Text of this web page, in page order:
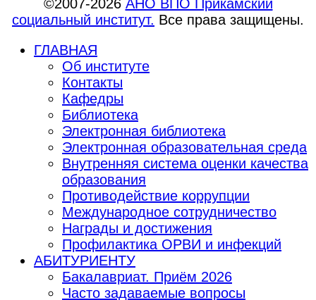
©2007-2026 АНО ВПО Прикамский
социальный институт. Все права защищены.
ГЛАВНАЯ
Об институте
Контакты
Кафедры
Библиотека
Электронная библиотека
Электронная образовательная среда
Внутренняя система оценки качества
образования
Противодействие коррупции
Международное сотрудничество
Награды и достижения
Профилактика ОРВИ и инфекций
АБИТУРИЕНТУ
Бакалавриат. Приём 2026
Часто задаваемые вопросы